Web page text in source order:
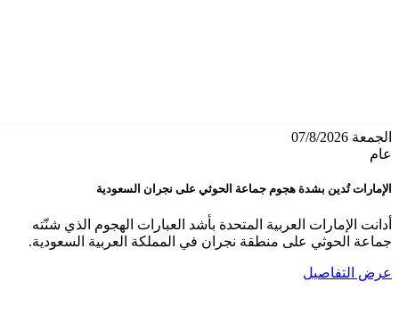
الجمعة 07/8/2026
عام
الإمارات تُدين بشدة هجوم جماعة الحوثي على نجران السعودية
أدانت الإمارات العربية المتحدة بأشد العبارات الهجوم الذي شنّته
جماعة الحوثي على منطقة نجران في المملكة العربية السعودية.
عرض التفاصيل